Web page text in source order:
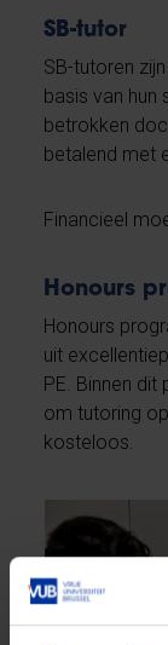
SB-tutor
SB-tutoren
basis van hun
betrokken
betalend met
Financieel
Honours
Honours
uit
PE. Binnen
om tutoring
kosteloos.